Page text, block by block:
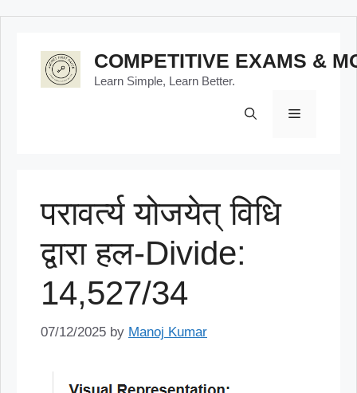
content
COMPETITIVE EXAMS &
Learn Simple, Learn Better.
Menu
परावर्त्य योजयेत् विधि
द्वारा हल-Divide:
14,527/34
07/12/2025 by Manoj Kumar